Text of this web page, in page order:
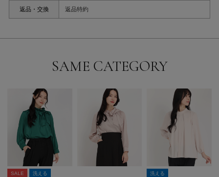
返品・交換 返品特約
SAME CATEGORY
SALE 洗える 洗える